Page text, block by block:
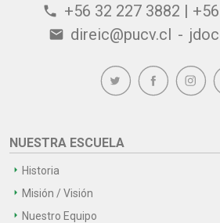
phone +56 32 227 3882 |
email direic@pucv.cl -
NUESTRA ESCUELA
Historia
Misión / Visión
Nuestro Equipo